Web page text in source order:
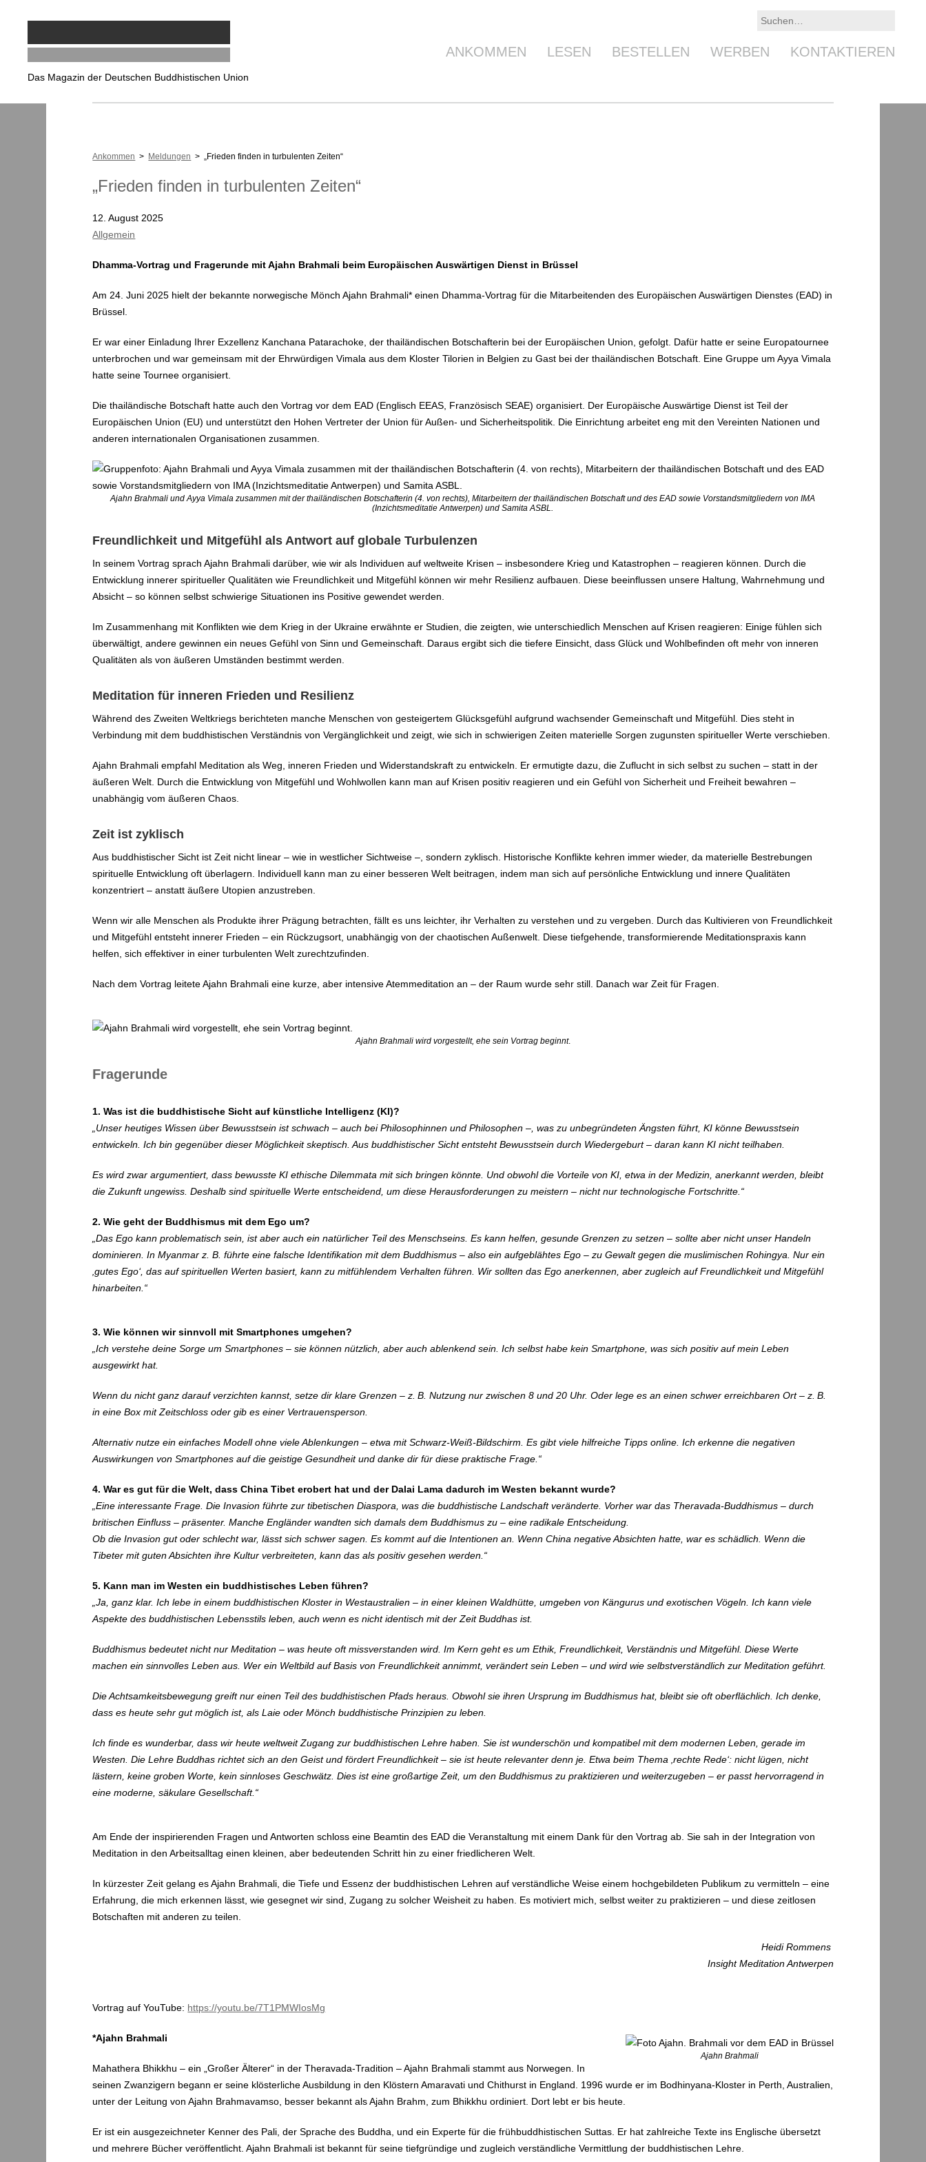
Das Magazin der Deutschen Buddhistischen Union
ANKOMMEN LESEN BESTELLEN WERBEN KONTAKTIEREN
Ankommen > Meldungen > „Frieden finden in turbulenten Zeiten“
„Frieden finden in turbulenten Zeiten“
12. August 2025
Allgemein
Dhamma-Vortrag und Fragerunde mit Ajahn Brahmali beim Europäischen Auswärtigen Dienst in Brüssel
Am 24. Juni 2025 hielt der bekannte norwegische Mönch Ajahn Brahmali* einen Dhamma-Vortrag für die Mitarbeitenden des Europäischen Auswärtigen Dienstes (EAD) in
Brüssel.
Er war einer Einladung Ihrer Exzellenz Kanchana Patarachoke, der thailändischen Botschafterin bei der Europäischen Union, gefolgt. Dafür hatte er seine Europatournee
unterbrochen und war gemeinsam mit der Ehrwürdigen Vimala aus dem Kloster Tilorien in Belgien zu Gast bei der thailändischen Botschaft. Eine Gruppe um Ayya Vimala
hatte seine Tournee organisiert.
Die thailändische Botschaft hatte auch den Vortrag vor dem EAD (Englisch EEAS, Französisch SEAE) organisiert. Der Europäische Auswärtige Dienst ist Teil der
Europäischen Union (EU) und unterstützt den Hohen Vertreter der Union für Außen- und Sicherheitspolitik. Die Einrichtung arbeitet eng mit den Vereinten Nationen und
anderen internationalen Organisationen zusammen.
Ajahn Brahmali und Ayya Vimala zusammen mit der thailändischen Botschafterin (4. von rechts), Mitarbeitern der thailändischen Botschaft und des EAD sowie Vorstandsmitgliedern von IMA
(Inzichtsmeditatie Antwerpen) und Samita ASBL.
Freundlichkeit und Mitgefühl als Antwort auf globale Turbulenzen
In seinem Vortrag sprach Ajahn Brahmali darüber, wie wir als Individuen auf weltweite Krisen – insbesondere Krieg und Katastrophen – reagieren können. Durch die
Entwicklung innerer spiritueller Qualitäten wie Freundlichkeit und Mitgefühl können wir mehr Resilienz aufbauen. Diese beeinflussen unsere Haltung, Wahrnehmung und
Absicht – so können selbst schwierige Situationen ins Positive gewendet werden.
Im Zusammenhang mit Konflikten wie dem Krieg in der Ukraine erwähnte er Studien, die zeigten, wie unterschiedlich Menschen auf Krisen reagieren: Einige fühlen sich
überwältigt, andere gewinnen ein neues Gefühl von Sinn und Gemeinschaft. Daraus ergibt sich die tiefere Einsicht, dass Glück und Wohlbefinden oft mehr von inneren
Qualitäten als von äußeren Umständen bestimmt werden.
Meditation für inneren Frieden und Resilienz
Während des Zweiten Weltkriegs berichteten manche Menschen von gesteigertem Glücksgefühl aufgrund wachsender Gemeinschaft und Mitgefühl. Dies steht in
Verbindung mit dem buddhistischen Verständnis von Vergänglichkeit und zeigt, wie sich in schwierigen Zeiten materielle Sorgen zugunsten spiritueller Werte verschieben.
Ajahn Brahmali empfahl Meditation als Weg, inneren Frieden und Widerstandskraft zu entwickeln. Er ermutigte dazu, die Zuflucht in sich selbst zu suchen – statt in der
äußeren Welt. Durch die Entwicklung von Mitgefühl und Wohlwollen kann man auf Krisen positiv reagieren und ein Gefühl von Sicherheit und Freiheit bewahren –
unabhängig vom äußeren Chaos.
Zeit ist zyklisch
Aus buddhistischer Sicht ist Zeit nicht linear – wie in westlicher Sichtweise –, sondern zyklisch. Historische Konflikte kehren immer wieder, da materielle Bestrebungen
spirituelle Entwicklung oft überlagern. Individuell kann man zu einer besseren Welt beitragen, indem man sich auf persönliche Entwicklung und innere Qualitäten
konzentriert – anstatt äußere Utopien anzustreben.
Wenn wir alle Menschen als Produkte ihrer Prägung betrachten, fällt es uns leichter, ihr Verhalten zu verstehen und zu vergeben. Durch das Kultivieren von Freundlichkeit
und Mitgefühl entsteht innerer Frieden – ein Rückzugsort, unabhängig von der chaotischen Außenwelt. Diese tiefgehende, transformierende Meditationspraxis kann
helfen, sich effektiver in einer turbulenten Welt zurechtzufinden.
Nach dem Vortrag leitete Ajahn Brahmali eine kurze, aber intensive Atemmeditation an – der Raum wurde sehr still. Danach war Zeit für Fragen.
Ajahn Brahmali wird vorgestellt, ehe sein Vortrag beginnt.
Fragerunde
1. Was ist die buddhistische Sicht auf künstliche Intelligenz (KI)?
„Unser heutiges Wissen über Bewusstsein ist schwach – auch bei Philosophinnen und Philosophen –, was zu unbegründeten Ängsten führt, KI könne Bewusstsein
entwickeln. Ich bin gegenüber dieser Möglichkeit skeptisch. Aus buddhistischer Sicht entsteht Bewusstsein durch Wiedergeburt – daran kann KI nicht teilhaben.
Es wird zwar argumentiert, dass bewusste KI ethische Dilemmata mit sich bringen könnte. Und obwohl die Vorteile von KI, etwa in der Medizin, anerkannt werden, bleibt
die Zukunft ungewiss. Deshalb sind spirituelle Werte entscheidend, um diese Herausforderungen zu meistern – nicht nur technologische Fortschritte.“
2. Wie geht der Buddhismus mit dem Ego um?
„Das Ego kann problematisch sein, ist aber auch ein natürlicher Teil des Menschseins. Es kann helfen, gesunde Grenzen zu setzen – sollte aber nicht unser Handeln
dominieren. In Myanmar z. B. führte eine falsche Identifikation mit dem Buddhismus – also ein aufgeblähtes Ego – zu Gewalt gegen die muslimischen Rohingya. Nur ein
‚gutes Ego‘, das auf spirituellen Werten basiert, kann zu mitfühlendem Verhalten führen. Wir sollten das Ego anerkennen, aber zugleich auf Freundlichkeit und Mitgefühl
hinarbeiten.“
3. Wie können wir sinnvoll mit Smartphones umgehen?
„Ich verstehe deine Sorge um Smartphones – sie können nützlich, aber auch ablenkend sein. Ich selbst habe kein Smartphone, was sich positiv auf mein Leben
ausgewirkt hat.
Wenn du nicht ganz darauf verzichten kannst, setze dir klare Grenzen – z. B. Nutzung nur zwischen 8 und 20 Uhr. Oder lege es an einen schwer erreichbaren Ort – z. B.
in eine Box mit Zeitschloss oder gib es einer Vertrauensperson.
Alternativ nutze ein einfaches Modell ohne viele Ablenkungen – etwa mit Schwarz-Weiß-Bildschirm. Es gibt viele hilfreiche Tipps online. Ich erkenne die negativen
Auswirkungen von Smartphones auf die geistige Gesundheit und danke dir für diese praktische Frage.“
4. War es gut für die Welt, dass China Tibet erobert hat und der Dalai Lama dadurch im Westen bekannt wurde?
„Eine interessante Frage. Die Invasion führte zur tibetischen Diaspora, was die buddhistische Landschaft veränderte. Vorher war das Theravada-Buddhismus – durch
britischen Einfluss – präsenter. Manche Engländer wandten sich damals dem Buddhismus zu – eine radikale Entscheidung.
Ob die Invasion gut oder schlecht war, lässt sich schwer sagen. Es kommt auf die Intentionen an. Wenn China negative Absichten hatte, war es schädlich. Wenn die
Tibeter mit guten Absichten ihre Kultur verbreiteten, kann das als positiv gesehen werden.“
5. Kann man im Westen ein buddhistisches Leben führen?
„Ja, ganz klar. Ich lebe in einem buddhistischen Kloster in Westaustralien – in einer kleinen Waldhütte, umgeben von Kängurus und exotischen Vögeln. Ich kann viele
Aspekte des buddhistischen Lebensstils leben, auch wenn es nicht identisch mit der Zeit Buddhas ist.
Buddhismus bedeutet nicht nur Meditation – was heute oft missverstanden wird. Im Kern geht es um Ethik, Freundlichkeit, Verständnis und Mitgefühl. Diese Werte
machen ein sinnvolles Leben aus. Wer ein Weltbild auf Basis von Freundlichkeit annimmt, verändert sein Leben – und wird wie selbstverständlich zur Meditation geführt.
Die Achtsamkeitsbewegung greift nur einen Teil des buddhistischen Pfads heraus. Obwohl sie ihren Ursprung im Buddhismus hat, bleibt sie oft oberflächlich. Ich denke,
dass es heute sehr gut möglich ist, als Laie oder Mönch buddhistische Prinzipien zu leben.
Ich finde es wunderbar, dass wir heute weltweit Zugang zur buddhistischen Lehre haben. Sie ist wunderschön und kompatibel mit dem modernen Leben, gerade im
Westen. Die Lehre Buddhas richtet sich an den Geist und fördert Freundlichkeit – sie ist heute relevanter denn je. Etwa beim Thema ‚rechte Rede‘: nicht lügen, nicht
lästern, keine groben Worte, kein sinnloses Geschwätz. Dies ist eine großartige Zeit, um den Buddhismus zu praktizieren und weiterzugeben – er passt hervorragend in
eine moderne, säkulare Gesellschaft.“
Am Ende der inspirierenden Fragen und Antworten schloss eine Beamtin des EAD die Veranstaltung mit einem Dank für den Vortrag ab. Sie sah in der Integration von
Meditation in den Arbeitsalltag einen kleinen, aber bedeutenden Schritt hin zu einer friedlicheren Welt.
In kürzester Zeit gelang es Ajahn Brahmali, die Tiefe und Essenz der buddhistischen Lehren auf verständliche Weise einem hochgebildeten Publikum zu vermitteln – eine
Erfahrung, die mich erkennen lässt, wie gesegnet wir sind, Zugang zu solcher Weisheit zu haben. Es motiviert mich, selbst weiter zu praktizieren – und diese zeitlosen
Botschaften mit anderen zu teilen.
Heidi Rommens
Insight Meditation Antwerpen
Vortrag auf YouTube: https://youtu.be/7T1PMWIosMg
Ajahn Brahmali
*Ajahn Brahmali
Mahathera Bhikkhu – ein „Großer Älterer“ in der Theravada-Tradition – Ajahn Brahmali stammt aus Norwegen. In
seinen Zwanzigern begann er seine klösterliche Ausbildung in den Klöstern Amaravati und Chithurst in England. 1996 wurde er im Bodhinyana-Kloster in Perth, Australien,
unter der Leitung von Ajahn Brahmavamso, besser bekannt als Ajahn Brahm, zum Bhikkhu ordiniert. Dort lebt er bis heute.
Er ist ein ausgezeichneter Kenner des Pali, der Sprache des Buddha, und ein Experte für die frühbuddhistischen Suttas. Er hat zahlreiche Texte ins Englische übersetzt
und mehrere Bücher veröffentlicht. Ajahn Brahmali ist bekannt für seine tiefgründige und zugleich verständliche Vermittlung der buddhistischen Lehre.